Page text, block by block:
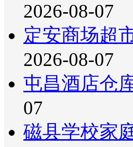
2026-08-07
定安商场超
2026-08-07
屯昌酒店仓
07
磁县学校家